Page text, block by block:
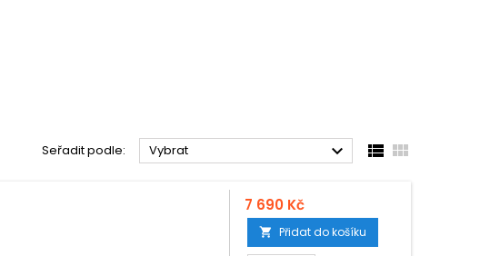
Seřadit podle: Vybrat   
7 690 Kč
 Přidat do košíku